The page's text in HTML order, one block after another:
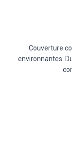
Couverture
environnantes.